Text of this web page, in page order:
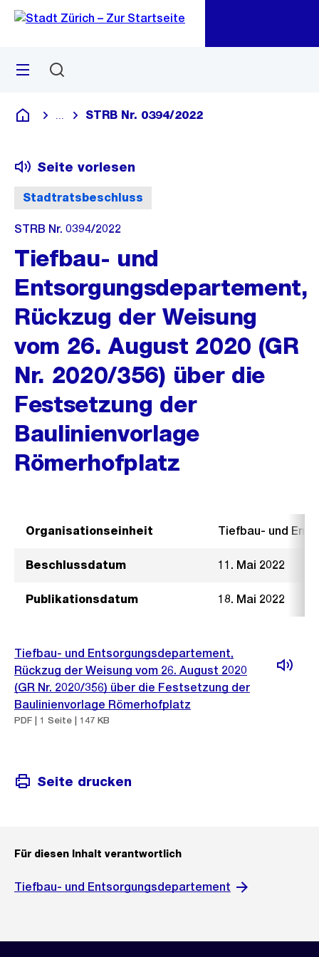
Navigation
Sprunglink
Menü
Deutsch
Blende alle Breadcrumbs ein
STRB Nr. 0394/2022
Stadtratsbeschluss
Seite vorlesen
STRB Nr. 0394/2022
Tiefbau- und
Entsorgungsdepartement,
Rückzug der Weisung
vom 26. August 2020 (GR
Nr. 2020/356) über die
Festsetzung der
Baulinienvorlage
Römerhofplatz
Organisationseinheit Tiefbau- und
Beschlussdatum 11. Mai 2022
Publikationsdatum 18. Mai 2022
Tiefbau- und Entsorgungsdepartement,
Rückzug der Weisung vom 26. August 2020
(GR Nr. 2020/356) über die Festsetzung der
Baulinienvorlage Römerhofplatz
PDF | 1 Seite | 147 KB
Seite drucken
Für diesen Inhalt verantwortlich
Tiefbau- und Entsorgungsdepartement